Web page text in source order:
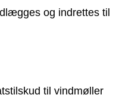
og indrettes til
til vindmøller